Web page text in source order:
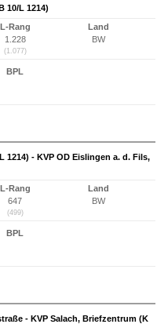
10/L 1214)
L-Rang
1.228
(1.077)
Land
BW
BPL
1214) - KVP OD Eislingen a. d. Fils,
L-Rang
647
(499)
Land
BW
BPL
- KVP Salach, Briefzentrum (K